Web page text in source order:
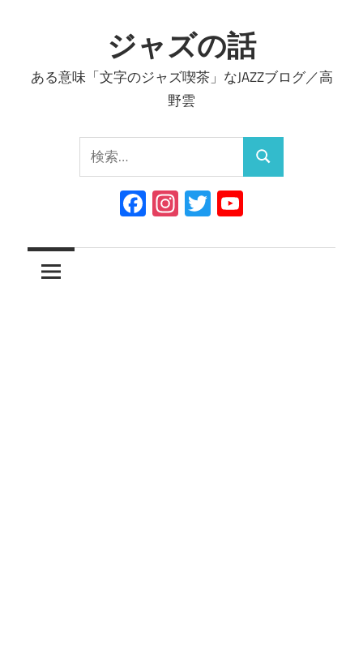
ン
ジャズの話
ある意味「文字のジャズ喫茶」なJAZZブログ／高
野雲
索:
検
Facebook
Instagram
Twitter